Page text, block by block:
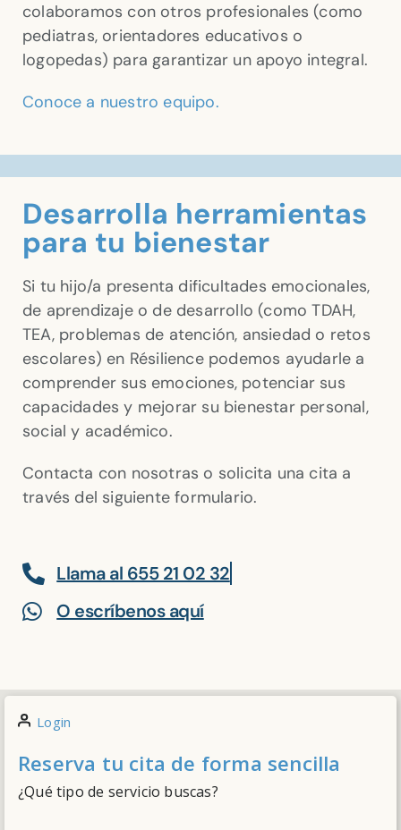
colaboramos con otros profesionales (como
pediatras, orientadores educativos o
logopedas) para garantizar un apoyo integral.
Conoce a nuestro equipo.
Desarrolla herramientas
para tu bienestar
Si tu hijo/a presenta dificultades emocionales,
de aprendizaje o de desarrollo (como TDAH,
TEA, problemas de atención, ansiedad o retos
escolares) en Résilience podemos ayudarle a
comprender sus emociones, potenciar sus
capacidades y mejorar su bienestar personal,
social y académico.
Contacta con nosotras o solicita una cita a
través del siguiente formulario.
Llama al 655 21 02 32
O escríbenos aquí
Login
Reserva tu cita de forma sencilla
¿Qué tipo de servicio buscas?